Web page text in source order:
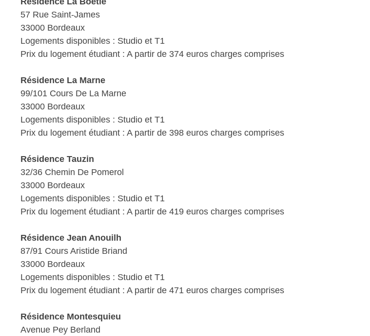
57 Rue Saint-James
33000 Bordeaux
Logements disponibles : Studio et T1
Prix du logement étudiant : A partir de 374 euros charges comprises
Résidence La Marne
99/101 Cours De La Marne
33000 Bordeaux
Logements disponibles : Studio et T1
Prix du logement étudiant : A partir de 398 euros charges comprises
Résidence Tauzin
32/36 Chemin De Pomerol
33000 Bordeaux
Logements disponibles : Studio et T1
Prix du logement étudiant : A partir de 419 euros charges comprises
Résidence Jean Anouilh
87/91 Cours Aristide Briand
33000 Bordeaux
Logements disponibles : Studio et T1
Prix du logement étudiant : A partir de 471 euros charges comprises
Résidence Montesquieu
Avenue Pey Berland